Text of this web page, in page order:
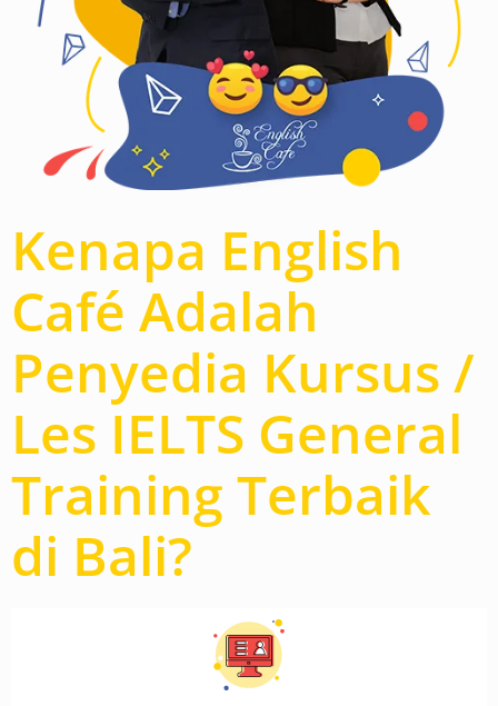
Kenapa English
Café Adalah
Penyedia Kursus /
Les IELTS General
Training Terbaik
di Bali?